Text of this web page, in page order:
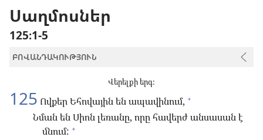
Սաղմոսներ
125։1-5
ԲՈՎԱՆԴԱԿՈՒԹՅՈՒՆ
Վերելքի երգ:
125 Ովքեր Եհովային են ապավինում, +
Նման են Սիոն լեռանը, որը հավերժ անսասան է
մնում: +